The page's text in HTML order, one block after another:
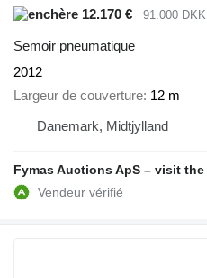
12.170 €
91.000 DKK
Semoir pneumatique
2012
Largeur de couverture 12 m
Danemark, Midtjylland